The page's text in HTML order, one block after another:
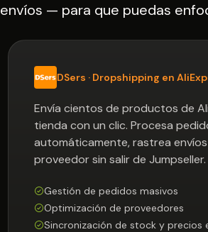
envíos — para que puedas
DSers · Dropshipping en
Envía cientos de productos de
tienda con un clic. Procesa
automáticamente, rastrea
proveedor sin salir de Jumpseller.
Gestión de pedidos masivos
Optimización de proveedores
Sincronización de stock y precios